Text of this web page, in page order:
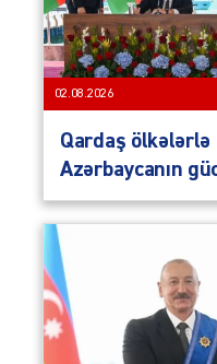
02.08.2026
Qardaş ölkələrlə
Azərbaycanın